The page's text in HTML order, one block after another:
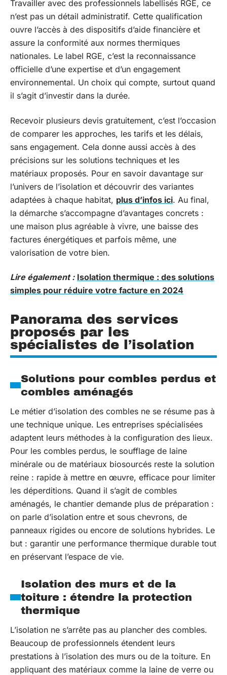
Travailler avec des professionnels labellisés RGE, ce
n’est pas un détail administratif. Cette qualification
ouvre l’accès à des dispositifs d’aide financière et
assure la conformité aux normes thermiques
nationales. Le label RGE, c’est la reconnaissance
officielle d’une expertise et d’un engagement
environnemental. Un choix qui compte, surtout quand
il s’agit d’investir dans la durée.
Recevoir plusieurs devis gratuitement, c’est l’occasion
de comparer les approches, les tarifs et les délais,
sans engagement. Cela donne aussi accès à des
précisions sur les solutions techniques et les
matériaux proposés. Pour en savoir davantage sur
l’univers de l’isolation et découvrir des variantes
adaptées à chaque habitat, plus d’infos ici. Au final,
la démarche s’accompagne d’avantages concrets :
une maison plus agréable à vivre, une baisse des
factures énergétiques et parfois même, une
valorisation de votre bien.
Lire également : Isolation thermique : des solutions
simples pour réduire votre facture en 2024
Panorama des services
proposés par les
spécialistes de l’isolation
Solutions pour combles perdus et
combles aménagés
Le métier d’isolation des combles ne se résume pas à
une technique unique. Les entreprises spécialisées
adaptent leurs méthodes à la configuration des lieux.
Pour les combles perdus, le soufflage de laine
minérale ou de matériaux biosourcés reste la solution
reine : rapide à mettre en œuvre, efficace pour limiter
les déperditions. Quand il s’agit de combles
aménagés, le chantier demande plus de préparation :
on parle d’isolation entre et sous chevrons, de
panneaux rigides ou encore de solutions hybrides. Le
but : garantir une performance thermique durable tout
en préservant l’espace de vie.
Isolation des murs et de la
toiture : étendre la protection
thermique
L’isolation ne s’arrête pas au plancher des combles.
Beaucoup de professionnels étendent leurs
prestations à l’isolation des murs ou de la toiture. En
appliquant des matériaux comme la laine de verre ou